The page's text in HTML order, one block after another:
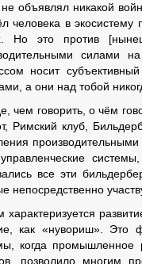
объявлял никакой
человека в экосистему
Но это против
силами
носит
а они над тобой
чем говорить, о чём
Римский клуб,
все эти
непосредственно
характеризуется
как «нувориш». Это
когда промышленное
позволило многим